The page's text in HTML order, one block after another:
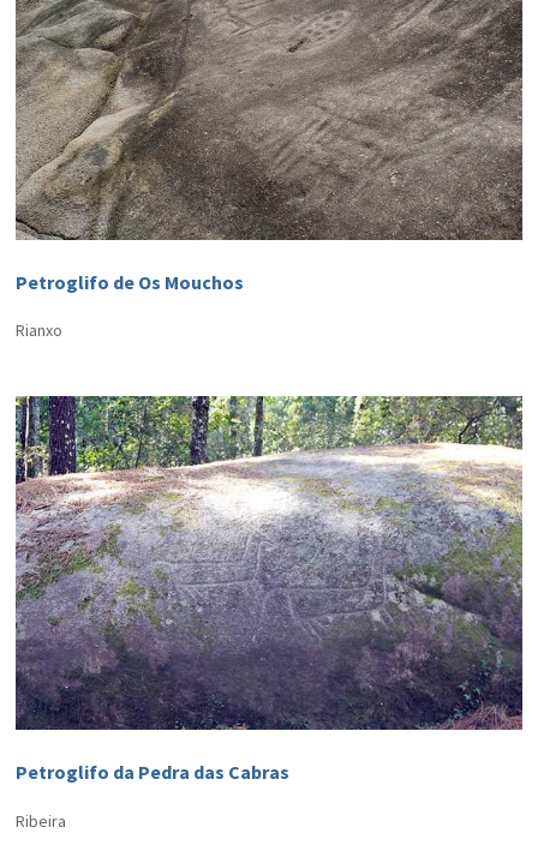
Petroglifo de Os Mouchos
Rianxo
Petroglifo da Pedra das Cabras
Ribeira